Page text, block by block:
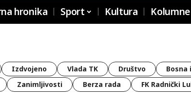
hronika Sport Kultura Kolumne
Izdvojeno Vlada TK Društvo Bosna
Zanimljivosti Berza rada FK Radnički